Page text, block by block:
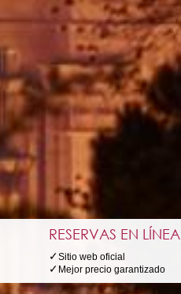
RESERVAS EN LÍNEA
✓Sitio web oficial
✓ Mejor precio garantizado